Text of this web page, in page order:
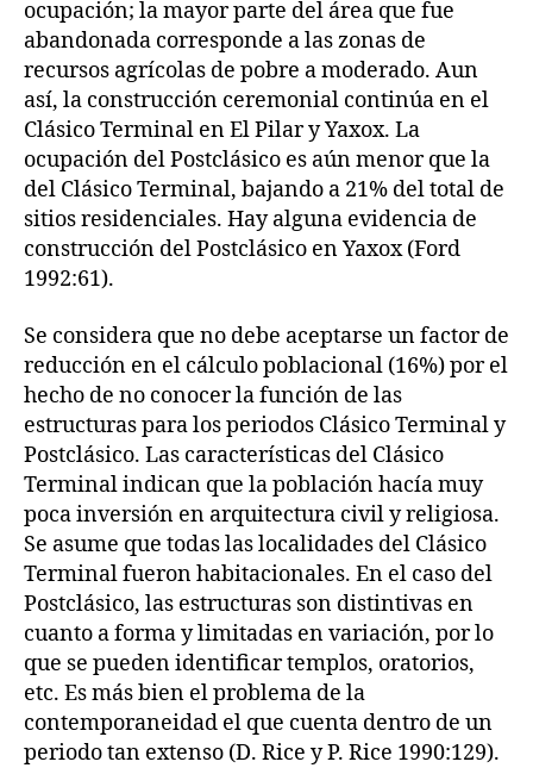
ocupación; la mayor parte del área que fue
abandonada corresponde a las zonas de
recursos agrícolas de pobre a moderado. Aun
así, la construcción ceremonial continúa en el
Clásico Terminal en El Pilar y Yaxox. La
ocupación del Postclásico es aún menor que la
del Clásico Terminal, bajando a 21% del total de
sitios residenciales. Hay alguna evidencia de
construcción del Postclásico en Yaxox (Ford
1992:61).
Se considera que no debe aceptarse un factor de
reducción en el cálculo poblacional (16%) por el
hecho de no conocer la función de las
estructuras para los periodos Clásico Terminal y
Postclásico. Las características del Clásico
Terminal indican que la población hacía muy
poca inversión en arquitectura civil y religiosa.
Se asume que todas las localidades del Clásico
Terminal fueron habitacionales. En el caso del
Postclásico, las estructuras son distintivas en
cuanto a forma y limitadas en variación, por lo
que se pueden identificar templos, oratorios,
etc. Es más bien el problema de la
contemporaneidad el que cuenta dentro de un
periodo tan extenso (D. Rice y P. Rice 1990:129).